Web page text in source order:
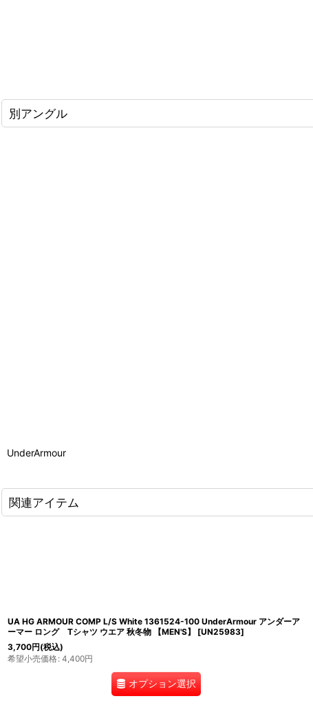
別アングル
UnderArmour
関連アイテム
UA HG ARMOUR COMP L/S White 1361524-100 UnderArmour アンダーア
ーマー ロング Tシャツ ウエア 秋冬物 【MEN'S】
[UN25983]
3,700円(税込)
希望小売価格: 4,400円
オプション選択